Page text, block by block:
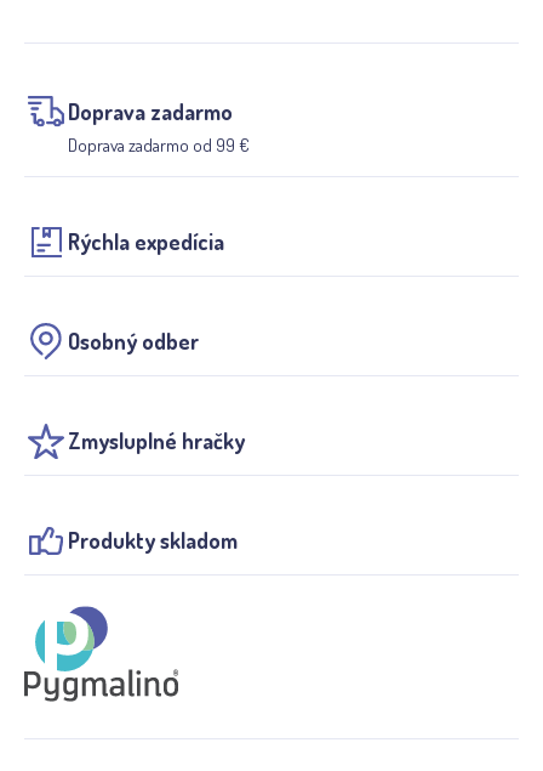
Doprava zadarmo
Doprava zadarmo od 99 €
Rýchla expedícia
Osobný odber
Zmysluplné hračky
Produkty skladom